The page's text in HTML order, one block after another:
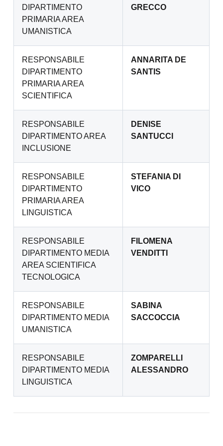
DIPARTIMENTO
PRIMARIA AREA
UMANISTICA
GRECCO
RESPONSABILE
DIPARTIMENTO
PRIMARIA AREA
SCIENTIFICA
ANNARITA DE
SANTIS
RESPONSABILE
DIPARTIMENTO AREA
INCLUSIONE
DENISE
SANTUCCI
RESPONSABILE
DIPARTIMENTO
PRIMARIA AREA
LINGUISTICA
STEFANIA DI
VICO
RESPONSABILE
DIPARTIMENTO MEDIA
AREA SCIENTIFICA
TECNOLOGICA
FILOMENA
VENDITTI
RESPONSABILE
DIPARTIMENTO MEDIA
UMANISTICA
SABINA
SACCOCCIA
RESPONSABILE
DIPARTIMENTO MEDIA
LINGUISTICA
ZOMPARELLI
ALESSANDRO